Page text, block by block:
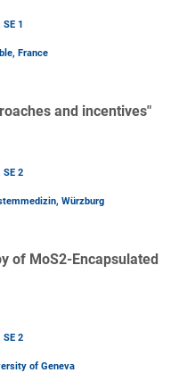
SE 1
France
and incentives"
SE 2
Würzburg
of MoS2-Encapsulated
SE 2
of Geneva